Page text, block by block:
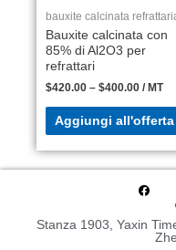
bauxite calcinata
Bauxite calcinata con
85% di Al2O3 per
refrattari
$420.00 – $400.00 / MT
Aggiungi all'offerta
Stanza 1903, Yaxin